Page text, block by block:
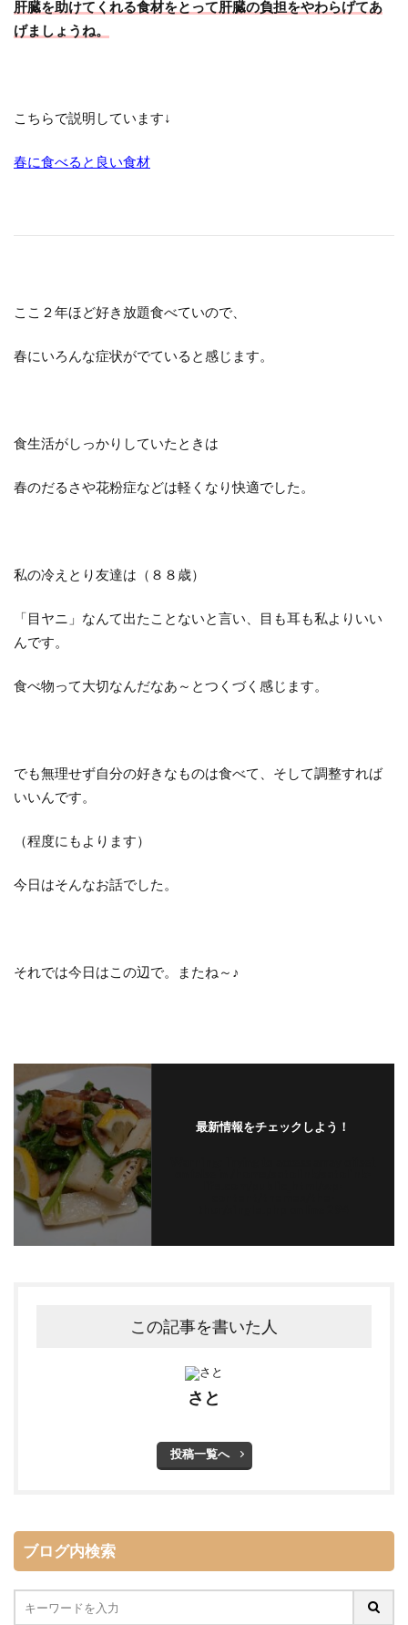
肝臓を助けてくれる食材をとって肝臓の負担をやわらげてあ
げましょうね。
こちらで説明しています↓
春に食べると良い食材
ここ２年ほど好き放題食べていので、
春にいろんな症状がでていると感じます。
食生活がしっかりしていたときは
春のだるさや花粉症などは軽くなり快適でした。
私の冷えとり友達は（８８歳）
「目ヤニ」なんて出たことないと言い、目も耳も私よりいい
んです。
食べ物って大切なんだなあ～とつくづく感じます。
でも無理せず自分の好きなものは食べて、そして調整すれば
いいんです。
（程度にもよります）
今日はそんなお話でした。
それでは今日はこの辺で。またね～♪
最新情報をチェックしよう！
この記事を書いた人
さと
投稿一覧へ
ブログ内検索